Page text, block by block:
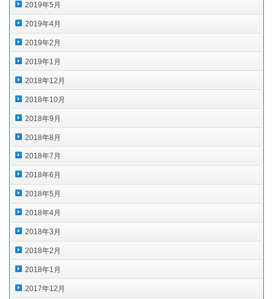
2019年5月
2019年4月
2019年2月
2019年1月
2018年12月
2018年10月
2018年9月
2018年8月
2018年7月
2018年6月
2018年5月
2018年4月
2018年3月
2018年2月
2018年1月
2017年12月